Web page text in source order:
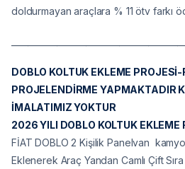
doldurmayan araçlara % 11 ötv farkı
DOBLO KOLTUK EKLEME
PROJELENDİRME YAPMAKTADIR
İMALATIMIZ YOKTUR
2026 YILI DOBLO KOLTUK EKLEME
FİAT DOBLO 2 Kişilik Panelvan
Eklenerek Araç Yandan Camlı Çift